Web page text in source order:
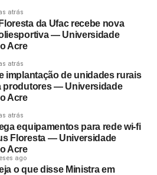
atrás
da Ufac recebe nova
— Universidade
Acre
atrás
implantação de unidades rurais
produtores — Universidade
Acre
atrás
equipamentos para rede wi-fi
Floresta — Universidade
Acre
ago
o que disse Ministra em